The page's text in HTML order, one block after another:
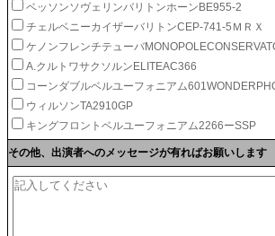
ベッソンソヴェリンバリトンホーンBE955-2
チェルベニーカイザーバリトンCEP-741-5ＭＲＸ
ケノンフレンチテューバ
A.クルトワサクソルンELITEAC366
コーンダブルベルユーフォニアム
ウィルソンTA2910GP
キングフロントベルユーフォニアム2266ーSSP
その他、出演者へのメッセージが有ればお願いします